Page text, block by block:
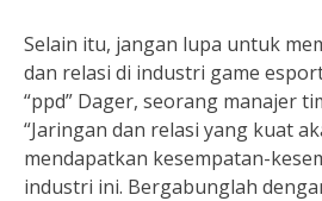
Selain itu, jangan lupa untuk
dan relasi di industri game
“ppd” Dager, seorang manajer
“Jaringan dan relasi yang kuat
mendapatkan kesempatan-
industri ini. Bergabunglah